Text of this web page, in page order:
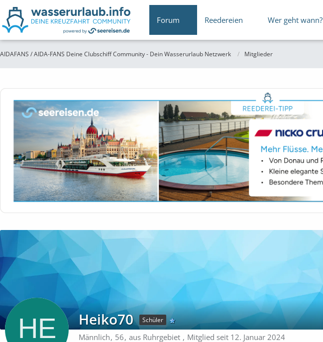
Forum Reedereien Wer geht wann?
AIDAFANS / AIDA-FANS Deine Clubschiff Community - Dein Wasserurlaub Netzwerk Mitglieder
Heiko70 Schüler
Männlich 56 aus Ruhrgebiet
Mitglied seit 12. Januar 2024